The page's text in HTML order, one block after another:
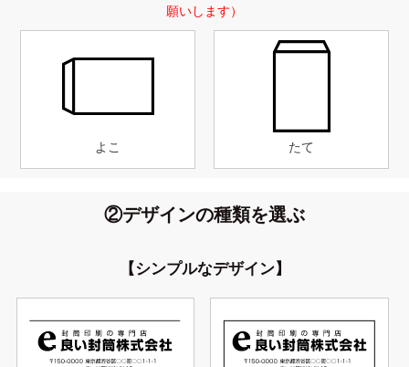
願いします）
よこ たて
②デザインの種類を選ぶ
【シンプルなデザイン】